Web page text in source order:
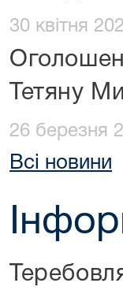
30 квітня
Тетяну
26 березня
Всі новини